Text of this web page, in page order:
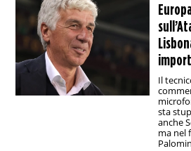
Il
sta
anche
ma nel